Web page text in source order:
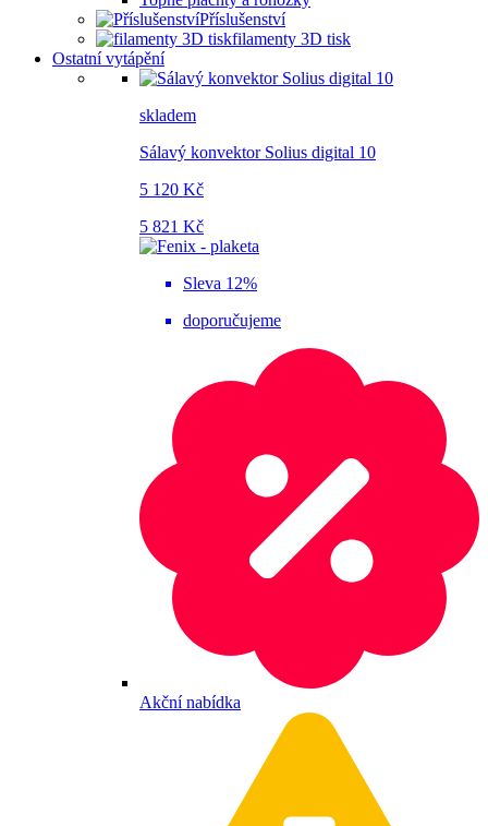
Příslušenství
filamenty 3D tisk
Ostatní vytápění
skladem
Sálavý konvektor Solius digital 10
5 120 Kč
5 821 Kč
Sleva 12%
doporučujeme
Akční nabídka